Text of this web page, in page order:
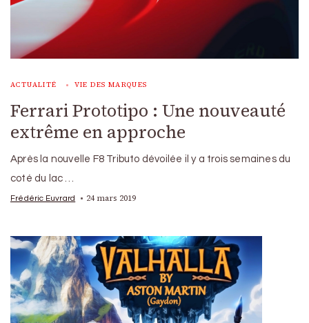
ACTUALITÉ VIE DES MARQUES
Ferrari Prototipo : Une nouveauté
extrême en approche
Après la nouvelle F8 Tributo dévoilée il y a trois semaines du
coté du lac …
Frédéric Euvrard 24 mars 2019